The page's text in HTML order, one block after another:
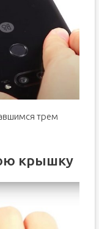
трем
крышку